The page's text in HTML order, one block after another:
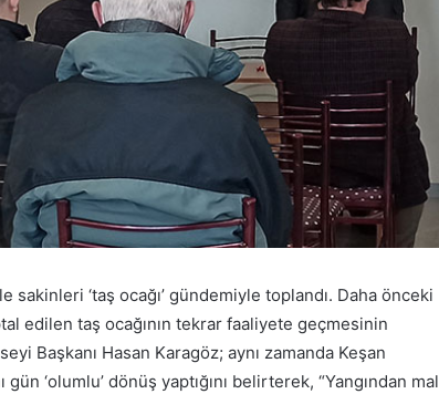
‘taş ocağı’ gündemiyle toplandı. Daha önceki
edilen taş ocağının tekrar faaliyete geçmesinin
Başkanı Hasan Karagöz; aynı zamanda Keşan
‘olumlu’ dönüş yaptığını belirterek, “Yangından mal